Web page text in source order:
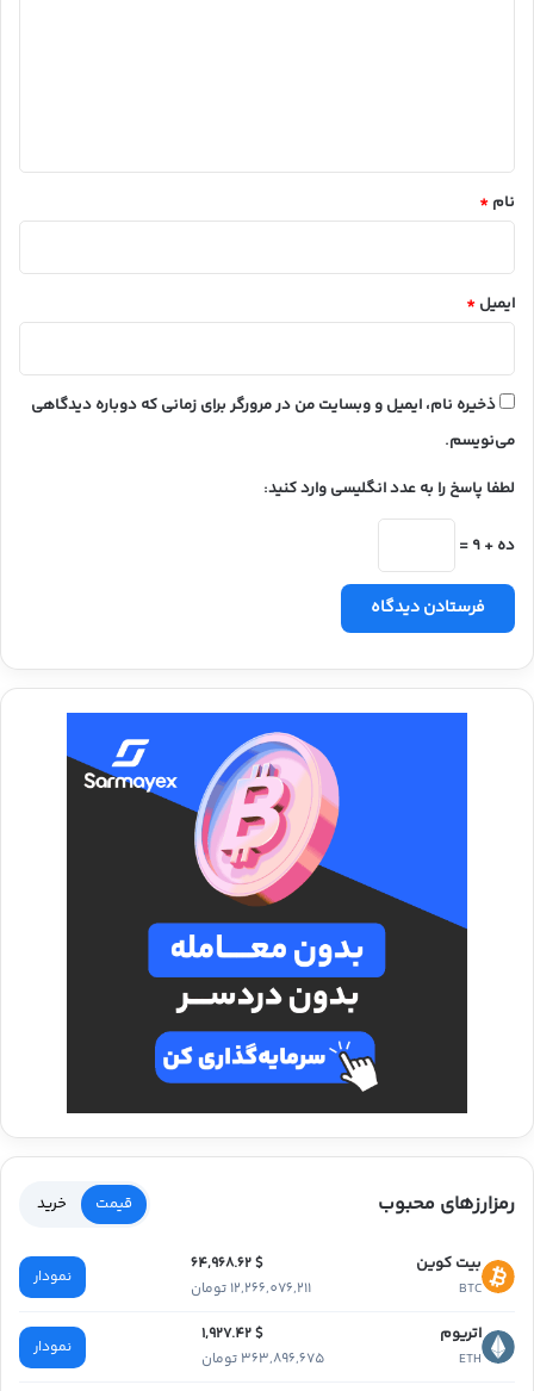
نام *
ایمیل *
ذخیره نام، ایمیل و وبسایت من در مرورگر برای زمانی که دوباره دیدگاهی
می‌نویسم.
لطفا پاسخ را به عدد انگلیسی وارد کنید:
ده + 9 =
رمزارزهای محبوب قیمت خرید
بیت کوین
BTC
$ 64,968.62
12,266,076,211 تومان
نمودار
اتریوم
ETH
$ 1,927.42
363,896,675 تومان
نمودار